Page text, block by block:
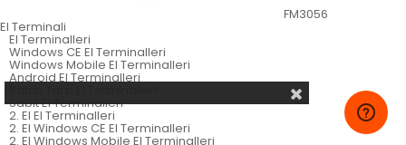
FM3056
El Terminali
El Terminalleri
Windows CE El Terminalleri
Windows Mobile El Terminalleri
Android El Terminalleri
Sabit El Terminalleri
2. El El Terminalleri
2. El Windows CE El Terminalleri
2. El Windows Mobile El Terminalleri